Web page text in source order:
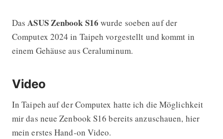
ASUS Zenbook S16 kommt im
Das ASUS Zenbook S16 wurde soeben auf der
Computex 2024 in Taipeh vorgestellt und kommt in
einem Gehäuse aus Ceraluminum.
Video
In Taipeh auf der Computex hatte ich die Möglichkeit
mir das neue Zenbook S16 bereits anzuschauen, hier
mein erstes Hand-on Video.